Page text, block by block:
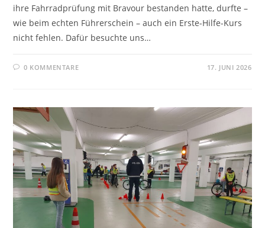
ihre Fahrradprüfung mit Bravour bestanden hatte, durfte –
wie beim echten Führerschein – auch ein Erste-Hilfe-Kurs
nicht fehlen. Dafür besuchte uns…
0 KOMMENTARE 17. JUNI 2026